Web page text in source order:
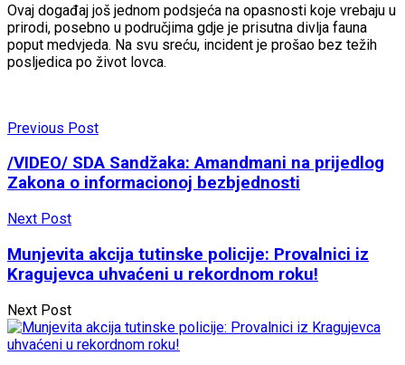
Ovaj događaj još jednom podsjeća na opasnosti koje vrebaju u
prirodi, posebno u područjima gdje je prisutna divlja fauna
poput medvjeda. Na svu sreću, incident je prošao bez težih
posljedica po život lovca.
Previous Post
/VIDEO/ SDA Sandžaka: Amandmani na prijedlog
Zakona o informacionoj bezbjednosti
Next Post
Munjevita akcija tutinske policije: Provalnici iz
Kragujevca uhvaćeni u rekordnom roku!
Next Post